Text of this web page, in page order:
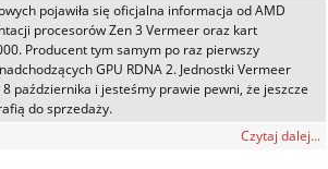
pojawiła się oficjalna informacja od AMD
procesorów Zen 3 Vermeer oraz kart
Producent tym samym po raz pierwszy
GPU RDNA 2. Jednostki Vermeer
października i jesteśmy prawie pewni, że jeszcze
do sprzedaży.
Czytaj dalej...